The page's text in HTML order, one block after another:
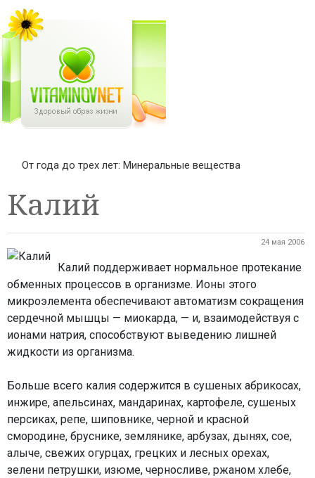
От года до трех лет: Минеральные вещества
Калий
24 мая 2006
Калий поддерживает нормальное протекание
обменных процессов в организме. Ионы этого
микроэлемента обеспечивают автоматизм сокращения
сердечной мышцы — миокарда, — и, взаимодействуя с
ионами натрия, способствуют выведению лишней
жидкости из организма.
Больше всего калия содержится в сушеных абрикосах,
инжире, апельсинах, мандаринах, картофеле, сушеных
персиках, репе, шиповнике, черной и красной
смородине, бруснике, землянике, арбузах, дынях, сое,
алыче, свежих огурцах, грецких и лесных орехах,
зелени петрушки, изюме, черносливе, ржаном хлебе,